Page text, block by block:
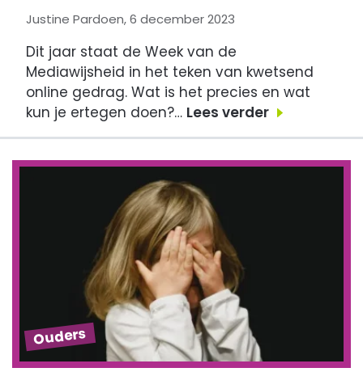
Justine Pardoen, 6 december 2023
Dit jaar staat de Week van de
Mediawijsheid in het teken van kwetsend
online gedrag. Wat is het precies en wat
kun je ertegen doen?… Lees verder
Ouders